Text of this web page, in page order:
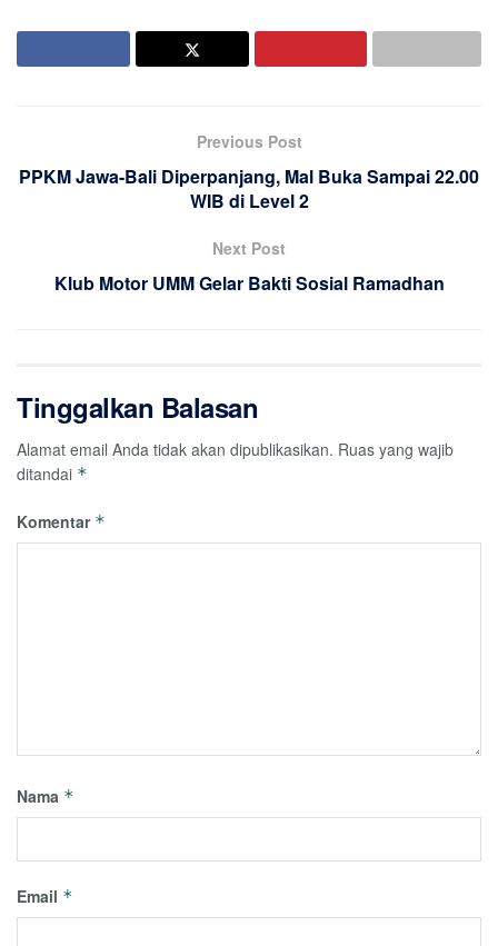
Previous Post
PPKM Jawa-Bali Diperpanjang, Mal Buka Sampai 22.00
WIB di Level 2
Next Post
Klub Motor UMM Gelar Bakti Sosial Ramadhan
Tinggalkan Balasan
Alamat email Anda tidak akan dipublikasikan. Ruas yang wajib
ditandai *
Komentar *
Nama *
Email *